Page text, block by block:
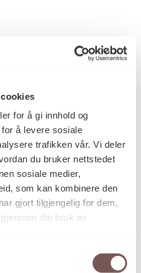
for å gi innhold og
å levere sosiale
trafikken vår. Vi deler
du bruker nettstedet
sosiale medier,
som kan kombinere den
gjort tilgjengelig for dem,
din bruk av